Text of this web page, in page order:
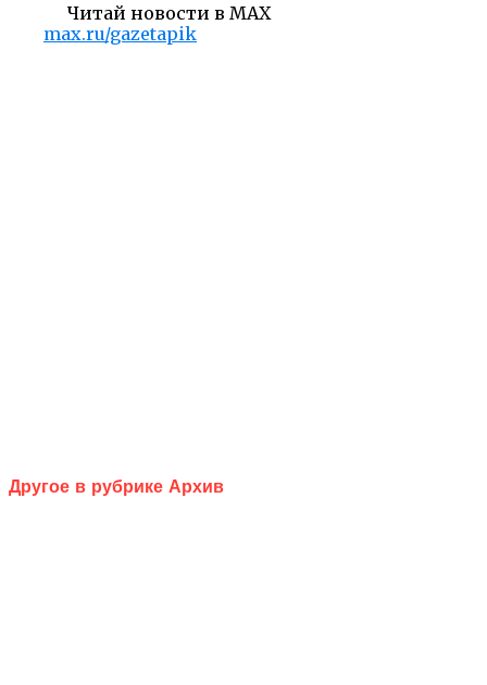
Читай новости в MAX
max.ru/gazetapik
Другое в рубрике Архив